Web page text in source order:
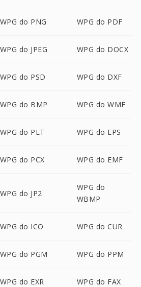
WPG do PNG WPG do PDF
WPG do JPEG WPG do DOCX
WPG do PSD WPG do DXF
WPG do BMP WPG do WMF
WPG do PLT WPG do EPS
WPG do PCX WPG do EMF
WPG do JP2
WPG do
WBMP
WPG do ICO WPG do CUR
WPG do PGM WPG do PPM
WPG do EXR WPG do FAX